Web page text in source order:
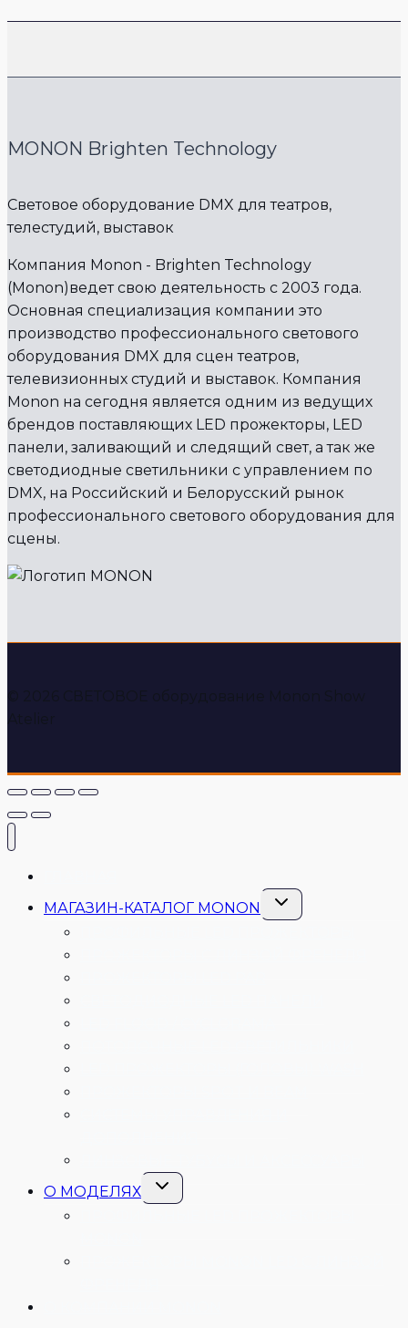
MONON Brighten Technology
Световое оборудование DMX для театров,
телестудий, выставок
Компания Monon - Brighten Technology
(Monon)ведет свою деятельность с 2003 года.
Основная специализация компании это
производство профессионального светового
оборудования DMX для сцен театров,
телевизионных студий и выставок. Компания
Monon на сегодня является одним из ведущих
брендов поставляющих LED прожекторы, LED
панели, заливающий и следящий свет, а так же
светодиодные светильники с управлением по
DMX, на Российский и Белорусский рынок
профессионального светового оборудования для
сцены.
МАГАЗИН-КАТАЛОГ MONON
Переключить
дочернее
О МОДЕЛЯХ
Переключить
дочернее